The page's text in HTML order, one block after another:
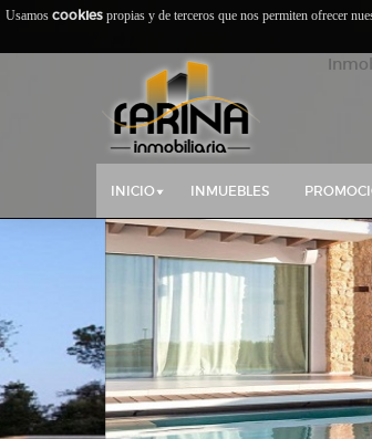
INICIO INMUEBLES
Usamos cookies propias y de terceros que nos permiten ofrecer